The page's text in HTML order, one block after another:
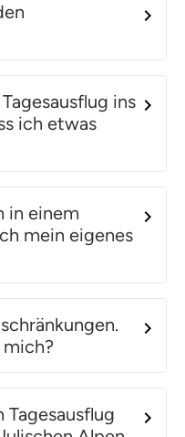
ins
ich etwas
in einem
mein eigenes